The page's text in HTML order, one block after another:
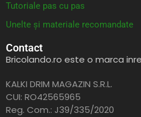
Tutoriale pas cu pas
Unelte și materiale recomandate
Contact
Bricolando.ro este o marca
KALKI DRIM MAGAZIN S.R.L.
CUI: RO42565965
Reg. Com.: J39/335/2020